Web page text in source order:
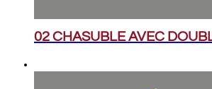
02 CHASUBLE AVEC